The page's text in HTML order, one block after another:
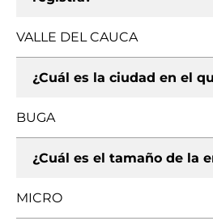
VALLE DEL CAUCA
¿Cuál es la ciudad en el
BUGA
¿Cuál es el tamaño de la
MICRO